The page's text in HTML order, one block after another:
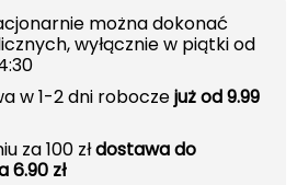
można dokonać
wyłącznie w piątki od
w 1-2 dni roboczejuż od 9.99
za 100 złdostawa do
zł